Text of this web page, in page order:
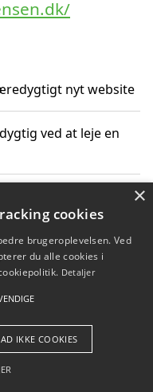
nyt website
ved at leje en
på nyt byggeri
uden binding
Aps
×
cookies
brugeroplevelsen. Ved
du alle cookies i
Detaljer
IKKE COOKIES